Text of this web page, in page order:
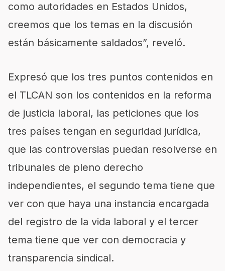
como autoridades en Estados Unidos,
creemos que los temas en la discusión
están básicamente saldados”, reveló.
Expresó que los tres puntos contenidos en
el TLCAN son los contenidos en la reforma
de justicia laboral, las peticiones que los
tres países tengan en seguridad jurídica,
que las controversias puedan resolverse en
tribunales de pleno derecho
independientes, el segundo tema tiene que
ver con que haya una instancia encargada
del registro de la vida laboral y el tercer
tema tiene que ver con democracia y
transparencia sindical.